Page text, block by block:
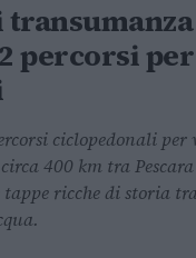
percorsi per
ciclopedonali
400 km tra
ricche di storia